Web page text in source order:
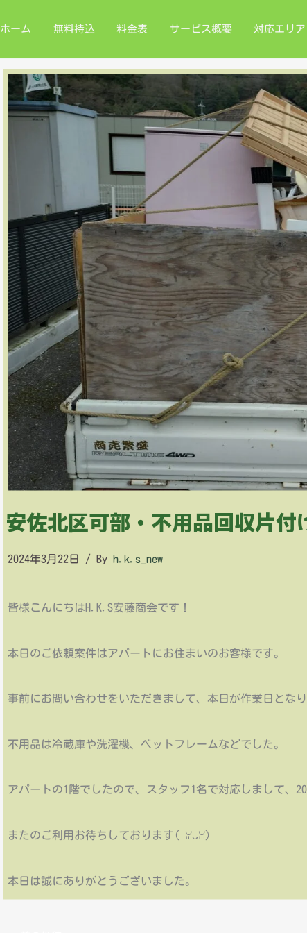
ホーム 無料持込 料金表 サービス概要 対応エリア
安佐北区可部・不用品回収片付
2024年3月22日 / Byh.k.s_new
皆様こんにちはH.K.S安藤商会です！
本日のご依頼案件はアパートにお住まいのお客様です。
事前にお問い合わせをいただきまして、本日が作業日となり
不用品は冷蔵庫や洗濯機、ベットフレームなどでした。
アパートの1階でしたので、スタッフ1名で対応しまして、
またのご利用お待ちしております(⁠ ⁠ꈍ⁠ᴗ⁠ꈍ⁠)
本日は誠にありがとうございました。